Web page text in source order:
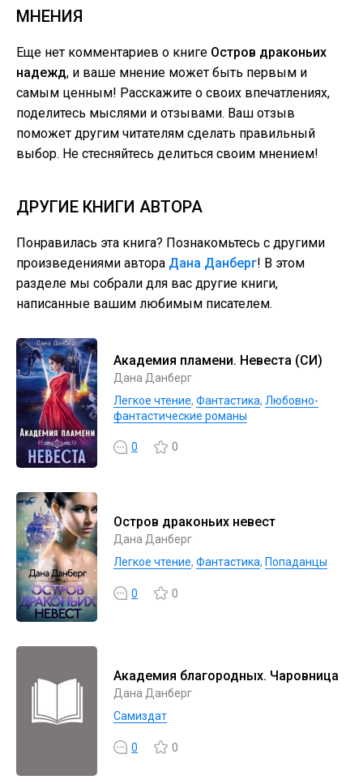
МНЕНИЯ
Еще нет комментариев о книге Остров драконьих
надежд, и ваше мнение может быть первым и
самым ценным! Расскажите о своих впечатлениях,
поделитесь мыслями и отзывами. Ваш отзыв
поможет другим читателям сделать правильный
выбор. Не стесняйтесь делиться своим мнением!
ДРУГИЕ КНИГИ АВТОРА
Понравилась эта книга? Познакомьтесь с другими
произведениями автора Дана Данберг! В этом
разделе мы собрали для вас другие книги,
написанные вашим любимым писателем.
Академия пламени. Невеста (СИ)
Дана Данберг
Легкое чтение, Фантастика, Любовно-
фантастические романы
0 0
Остров драконьих невест
Дана Данберг
Легкое чтение, Фантастика, Попаданцы
0 0
Академия благородных. Чаровница
Дана Данберг
Самиздат
0 0